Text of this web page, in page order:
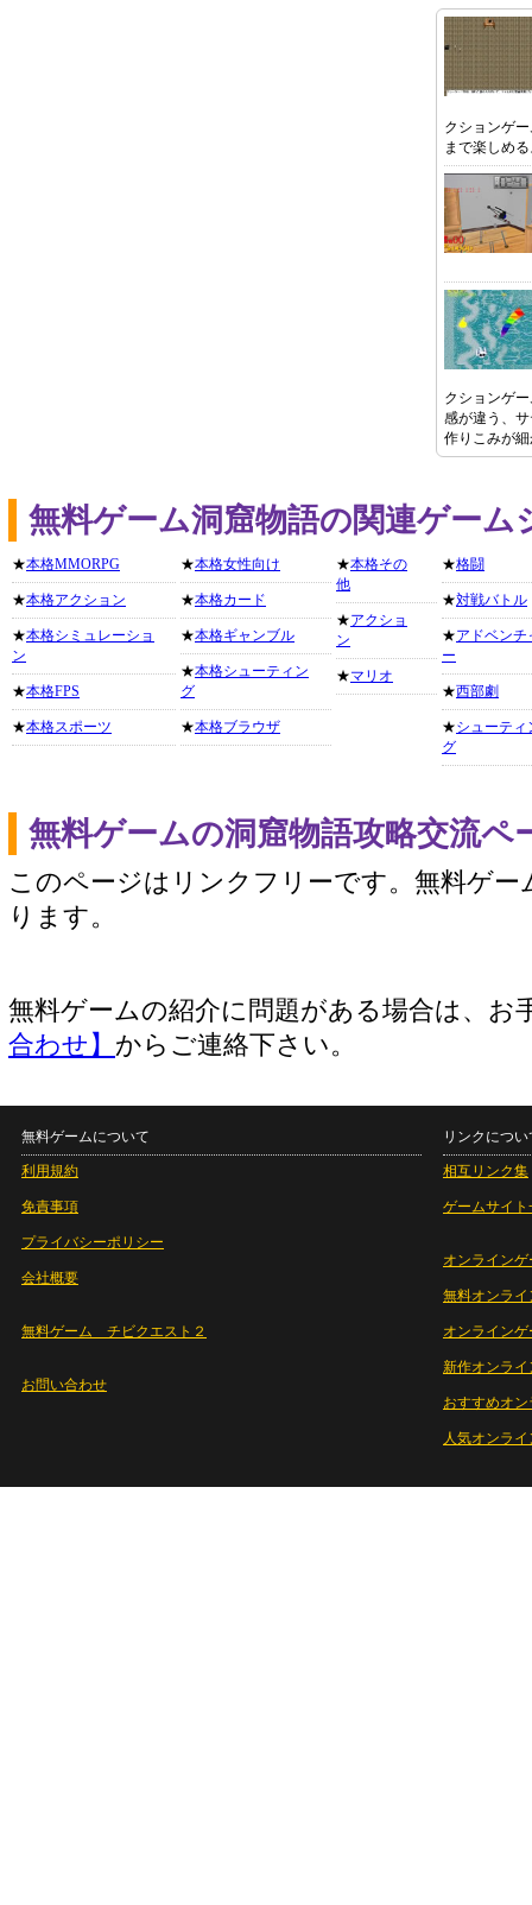
クションゲ
まで楽しめ
クションゲ
感が違う、
作りこみが
無料ゲーム洞窟物語の関連ゲーム
★本格MMORPG
★本格アクション
★本格シミュレーショ
ン
★本格FPS
★本格スポーツ
★本格女性向け
★本格カード
★本格ギャンブル
★本格シューティン
グ
★本格ブラウザ
★本格その
他
★アクショ
ン
★マリオ
★格闘
★対戦バトル
★アドベンチ
ー
★西部劇
★シューティ
グ
無料ゲームの洞窟物語攻略交流ペ
このページはリンクフリーです。無料ゲー
ります。
無料ゲームの紹介に問題がある場合は、お
合わせ】 からご連絡下さい。
無料ゲームについて
利用規約
免責事項
プライバシーポリシー
会社概要
無料ゲーム チビクエスト２
お問い合わせ
リンクについ
相互リンク集
ゲームサイト
オンラインゲ
無料オンライ
オンライン
新作オンライ
おすすめオ
人気オンラ